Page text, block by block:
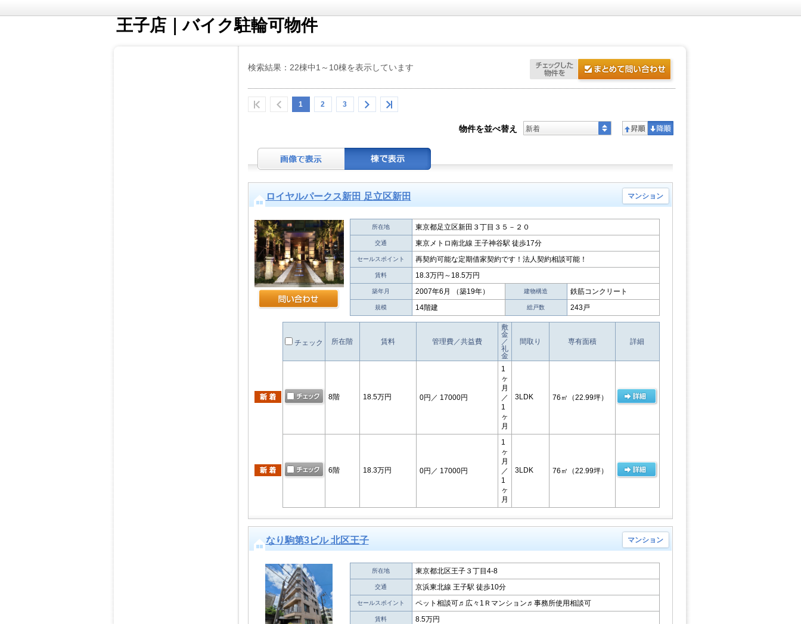
王子店｜バイク駐輪可物件
検索結果：22棟中1～10棟を表示しています
1 2 3
物件を並べ替え 新着
ロイヤルパークス新田 足立区新田 マンション
所在地 東京都足立区新田３丁目３５－２０
交通 東京メトロ南北線 王子神谷駅 徒歩17分
セールスポイント 再契約可能な定期借家契約です！法人契約相談可能！
賃料 18.3万円～18.5万円
築年月 2007年6月 （築19年） 建物構造 鉄筋コンクリート
規模 14階建 総戸数 243戸
チェック 所在階 賃料 管理費／共益費
敷
金
／
礼
金
間取り 専有面積 詳細
8階 18.5万円 0円 ／ 17000円
1
ヶ
月
／
1
ヶ
月
3LDK 76㎡ （22.99坪）
6階 18.3万円 0円 ／ 17000円
1
ヶ
月
／
1
ヶ
月
3LDK 76㎡ （22.99坪）
なり駒第3ビル 北区王子 マンション
所在地 東京都北区王子３丁目4-8
交通 京浜東北線 王子駅 徒歩10分
セールスポイント ペット相談可♬広々1Ｒマンション♬事務所使用相談可
賃料 8.5万円